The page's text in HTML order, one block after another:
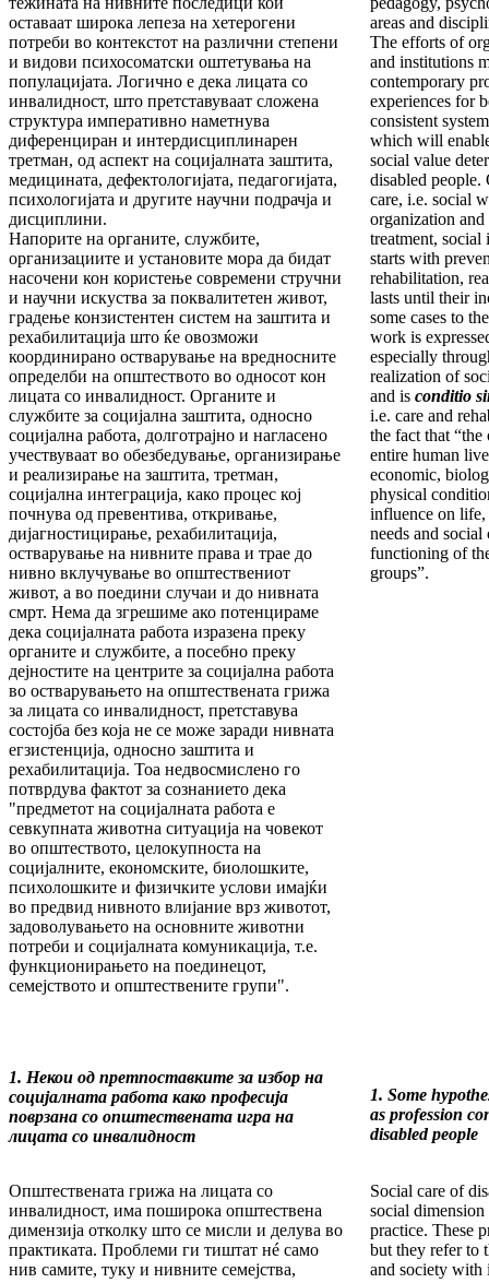
оставаат широка лепеза на хетерогени
потреби во контекстот на различни степени
и видови психосоматски оштетувања на
популацијата. Логично е дека лицата со
инвалидност, што претставуваат сложена
структура императивно наметнува
диференциран и интердисциплинарен
третман, од аспект на социјалната заштита,
медицината, дефектологијата, педагогијата,
психологијата и другите научни подрачја и
дисциплини.
Напорите на органите, службите,
организациите и установите мора да бидат
насочени кон користење современи стручни
и научни искуства за поквалитетен живот,
градење конзистентен систем на заштита и
рехабилитација што ќе овозможи
координирано остварување на вредносните
определби на општеството во односот кон
лицата со инвалидност. Органите и
службите за социјална заштита, односно
социјална работа, долготрајно и нагласено
учествуваат во обезбедување, организирање
и реализирање на заштита, третман,
социјална интеграција, како процес кој
почнува од превентива, откривање,
дијагностицирање, рехабилитација,
остварување на нивните права и трае до
нивно вклучување во општествениот
живот, а во поедини случаи и до нивната
смрт. Нема да згрешиме ако потенцираме
дека социјалната работа изразена преку
органите и службите, а посебно преку
дејностите на центрите за социјална работа
во остварувањето на општествената грижа
за лицата со инвалидност, претставува
состојба без која не се може заради нивната
егзистенција, односно заштита и
рехабилитација. Тоа недвосмислено го
потврдува фактот за сознанието дека
"предметот на социјалната работа е
севкупната животна ситуација на човекот
во општеството, целокупноста на
социјалните, економските, биолошките,
психолошките и физичките услови имајќи
во предвид нивното влијание врз животот,
задоволувањето на основните животни
потреби и социјалната комуникација, т.е.
функционирањето на поединецот,
семејството и општествените групи".
areas and
The efforts of
and institutions
contemporary
experiences for
consistent
which will
social value
disabled people.
care, i.e. social
organization
treatment, social
starts with
rehabilitation,
lasts until their
some cases to
work is
especially
realization of
and is conditio
i.e. care and
the fact that
entire human
economic,
physical
influence on life,
needs and
functioning of
groups”.
1. Некои од претпоставките за избор на
социјалната работа како професија
поврзана со општествената игра на
лицата со инвалидност
1. Some
as profession
disabled people
Општествената грижа на лицата со
инвалидност, има поширока општествена
димензија отколку што се мисли и делува во
практиката. Проблеми ги тиштат нé само
нив самите, туку и нивните семејства,
Social care of
social
practice. These
but they refer to
and society with